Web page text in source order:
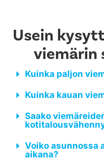
Usein
viemärin
Kuinka paljon
Kuinka kauan
Saako
Voiko asunnossa
aikana?